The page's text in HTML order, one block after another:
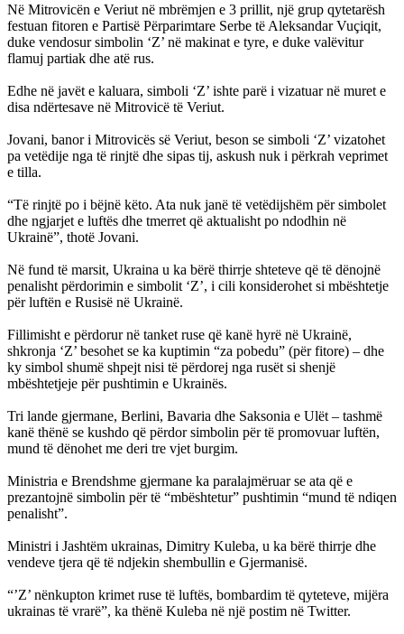
Në Mitrovicën e Veriut në mbrëmjen e 3 prillit, një grup qytetarësh
festuan fitoren e Partisë Përparimtare Serbe të Aleksandar Vuçiqit,
duke vendosur simbolin ‘Z’ në makinat e tyre, e duke valëvitur
flamuj partiak dhe atë rus.
Edhe në javët e kaluara, simboli ‘Z’ ishte parë i vizatuar në muret e
disa ndërtesave në Mitrovicë të Veriut.
Jovani, banor i Mitrovicës së Veriut, beson se simboli ‘Z’ vizatohet
pa vetëdije nga të rinjtë dhe sipas tij, askush nuk i përkrah veprimet
e tilla.
“Të rinjtë po i bëjnë këto. Ata nuk janë të vetëdijshëm për simbolet
dhe ngjarjet e luftës dhe tmerret që aktualisht po ndodhin në
Ukrainë”, thotë Jovani.
Në fund të marsit, Ukraina u ka bërë thirrje shteteve që të dënojnë
penalisht përdorimin e simbolit ‘Z’, i cili konsiderohet si mbështetje
për luftën e Rusisë në Ukrainë.
Fillimisht e përdorur në tanket ruse që kanë hyrë në Ukrainë,
shkronja ‘Z’ besohet se ka kuptimin “za pobedu” (për fitore) – dhe
ky simbol shumë shpejt nisi të përdorej nga rusët si shenjë
mbështetjeje për pushtimin e Ukrainës.
Tri lande gjermane, Berlini, Bavaria dhe Saksonia e Ulët – tashmë
kanë thënë se kushdo që përdor simbolin për të promovuar luftën,
mund të dënohet me deri tre vjet burgim.
Ministria e Brendshme gjermane ka paralajmëruar se ata që e
prezantojnë simbolin për të “mbështetur” pushtimin “mund të ndiqen
penalisht”.
Ministri i Jashtëm ukrainas, Dimitry Kuleba, u ka bërë thirrje dhe
vendeve tjera që të ndjekin shembullin e Gjermanisë.
“’Z’ nënkupton krimet ruse të luftës, bombardim të qyteteve, mijëra
ukrainas të vrarë”, ka thënë Kuleba në një postim në Twitter.